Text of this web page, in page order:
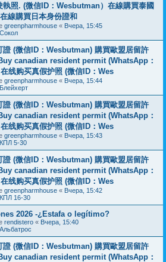
執照. (微信ID：Wesbutman）在線購買泰國
線購買日本身份證和
greenpharmhouse « Вчера, 15:45
Сокол
證 (微信ID：Wesbutman) 購買歐盟居留許
canadian resident permit (WhatsApp：
线购买真假护照 (微信ID：Wes
greenpharmhouse « Вчера, 15:44
Блейхерт
證 (微信ID：Wesbutman) 購買歐盟居留許
canadian resident permit (WhatsApp：
线购买真假护照 (微信ID：Wes
greenpharmhouse « Вчера, 15:43
КПЛ 5-30
證 (微信ID：Wesbutman) 購買歐盟居留許
canadian resident permit (WhatsApp：
线购买真假护照 (微信ID：Wes
greenpharmhouse « Вчера, 15:42
КПЛ 16-30
2026 -¿Estafa o legítimo?
rendistero « Вчера, 15:40
Альбатрос
證 (微信ID：Wesbutman) 購買歐盟居留許
canadian resident permit (WhatsApp：